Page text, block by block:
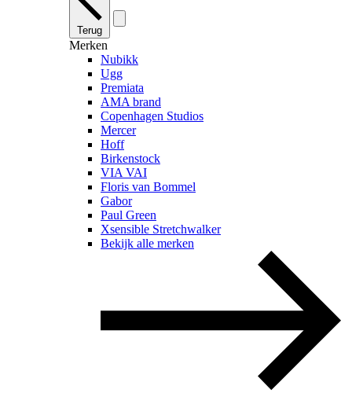
Terug
Merken
Nubikk
Ugg
Premiata
AMA brand
Copenhagen Studios
Mercer
Hoff
Birkenstock
VIA VAI
Floris van Bommel
Gabor
Paul Green
Xsensible Stretchwalker
Bekijk alle merken